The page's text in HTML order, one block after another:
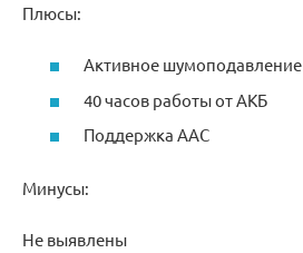
Плюсы:
Активное шумоподавление
40 часов работы от АКБ
Поддержка AAC
Минусы:
Не выявлены